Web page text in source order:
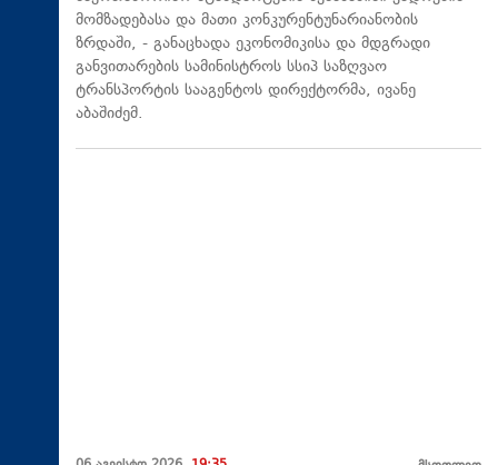
მომზადებასა და მათი კონკურენტუნარიანობის
ზრდაში, - განაცხადა ეკონომიკისა და მდგრადი
განვითარების სამინისტროს სსიპ საზღვაო
ტრანსპორტის სააგენტოს დირექტორმა, ივანე
აბაშიძემ.